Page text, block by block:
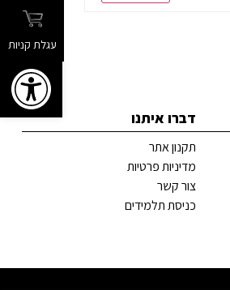
עגלת קניות
דברו איתנו
תקנון אתר
מדיניות פרטיות
צור קשר
כניסת תלמידים